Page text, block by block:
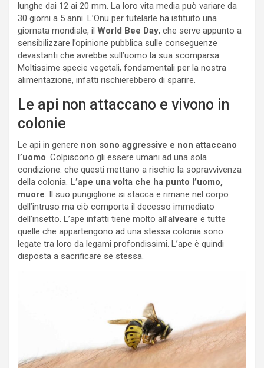
lunghe dai 12 ai 20 mm. La loro vita media può variare da
30 giorni a 5 anni. L’Onu per tutelarle ha istituito una
giornata mondiale, il World Bee Day, che serve appunto a
sensibilizzare l’opinione pubblica sulle conseguenze
devastanti che avrebbe sull’uomo la sua scomparsa.
Moltissime specie vegetali, fondamentali per la nostra
alimentazione, infatti rischierebbero di sparire.
Le api non attaccano e vivono in
colonie
Le api in genere non sono aggressive e non attaccano
l’uomo. Colpiscono gli essere umani ad una sola
condizione: che questi mettano a rischio la sopravvivenza
della colonia. L’ape una volta che ha punto l’uomo,
muore. Il suo pungiglione si stacca e rimane nel corpo
dell’intruso ma ciò comporta il decesso immediato
dell’insetto. L’ape infatti tiene molto all’alveare e tutte
quelle che appartengono ad una stessa colonia sono
legate tra loro da legami profondissimi. L’ape è quindi
disposta a sacrificare se stessa.